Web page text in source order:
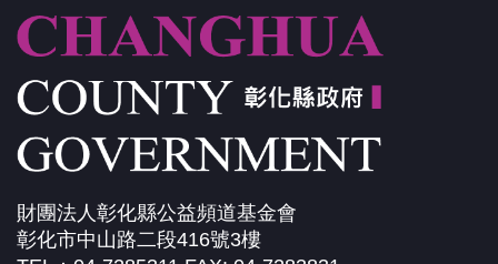
財團法人彰化縣公益頻道基金會
彰化市中山路二段416號3樓